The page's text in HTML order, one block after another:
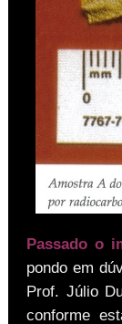
Passado o
pondo em
Prof. Júlio
conforme